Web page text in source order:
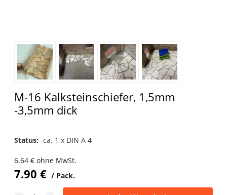
M-16 Kalksteinschiefer, 1,5mm
-3,5mm dick
Status: ca. 1 x DIN A 4
6.64€ ohne MwSt.
7.90 € Pack.